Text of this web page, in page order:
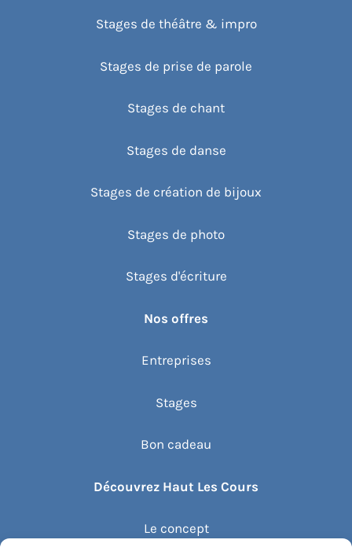
Stages de théâtre & impro
Stages de prise de parole
Stages de chant
Stages de danse
Stages de création de bijoux
Stages de photo
Stages d'écriture
Nos offres
Entreprises
Stages
Bon cadeau
Découvrez Haut Les Cours
Le concept